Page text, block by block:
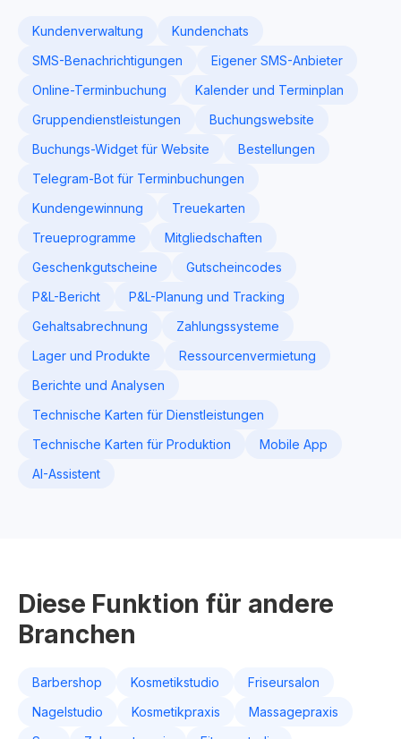
Kundenverwaltung
Kundenchats
SMS-Benachrichtigungen
Eigener SMS-Anbieter
Online-Terminbuchung
Kalender und Terminplan
Gruppendienstleistungen
Buchungswebsite
Buchungs-Widget für Website
Bestellungen
Telegram-Bot für Terminbuchungen
Kundengewinnung
Treuekarten
Treueprogramme
Mitgliedschaften
Geschenkgutscheine
Gutscheincodes
P&L-Bericht
P&L-Planung und Tracking
Gehaltsabrechnung
Zahlungssysteme
Lager und Produkte
Ressourcenvermietung
Berichte und Analysen
Technische Karten für Dienstleistungen
Technische Karten für Produktion
Mobile App
AI-Assistent
Diese Funktion für andere
Branchen
Barbershop Kosmetikstudio
Friseursalon
Nagelstudio
Kosmetikpraxis
Massagepraxis